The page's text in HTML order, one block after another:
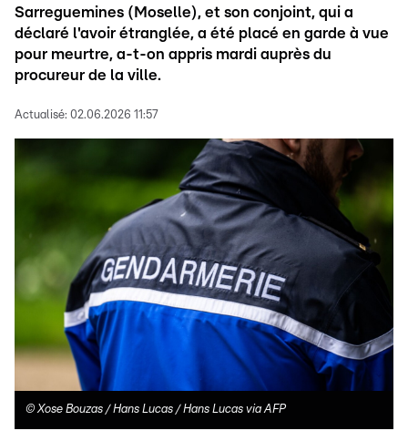
Sarreguemines (Moselle), et son conjoint, qui a
déclaré l'avoir étranglée, a été placé en garde à vue
pour meurtre, a-t-on appris mardi auprès du
procureur de la ville.
Actualisé: 02.06.2026 11:57
©Xose Bouzas / Hans Lucas / Hans Lucas via AFP